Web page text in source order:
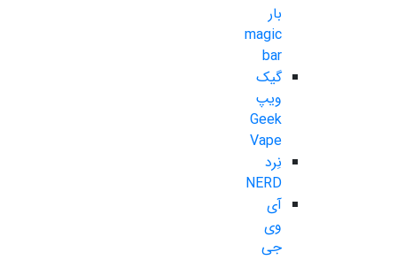
بار
magic
bar
گیک
ویپ
Geek
Vape
نِرد
NERD
آی
وی
جی